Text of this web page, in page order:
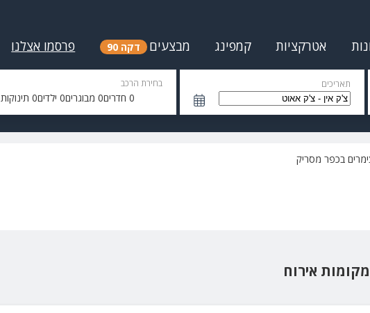
אטרקציות קמפינג מבצעים דקה 90 פרסמו אצלנו
תאריכים בחירת הרכב
0חדרים0מבוגרים0ילדים0תינוקות
בכפר מסריק